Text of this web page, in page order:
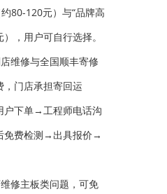
80-120元）与“品牌高
，用户可自行选择。
维修与全国顺丰寄修
，门店承担寄回运
户下单→工程师电话沟
免费检测→出具报价→
修主板类问题，可免